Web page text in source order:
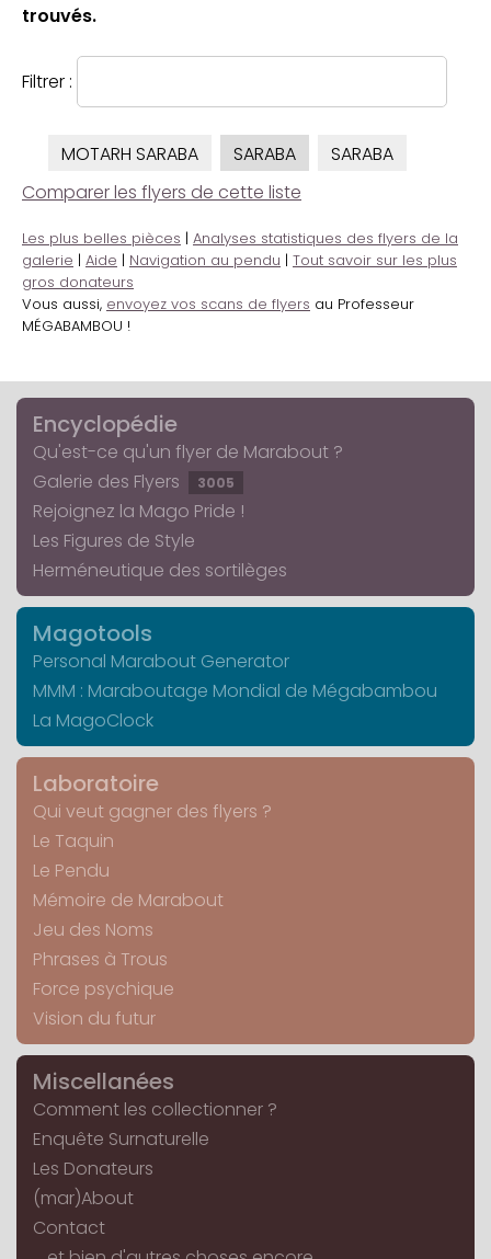
trouvés.
Filtrer :
MOTARH SARABA SARABA
SARABA
Comparer les flyers de cette liste
Les plus belles pièces | Analyses statistiques des flyers de la
galerie | Aide | Navigation au pendu | Tout savoir sur les plus
gros donateurs
Vous aussi, envoyez vos scans de flyers au Professeur
MÉGABAMBOU !
Encyclopédie
Qu'est-ce qu'un flyer de Marabout ?
Galerie des Flyers
3005
Rejoignez la Mago Pride !
Les Figures de Style
Herméneutique des sortilèges
Magotools
Personal Marabout Generator
MMM : Maraboutage Mondial de Mégabambou
La MagoClock
Laboratoire
Qui veut gagner des flyers ?
Le Taquin
Le Pendu
Mémoire de Marabout
Jeu des Noms
Phrases à Trous
Force psychique
Vision du futur
Miscellanées
Comment les collectionner ?
Enquête Surnaturelle
Les Donateurs
(mar)About
Contact